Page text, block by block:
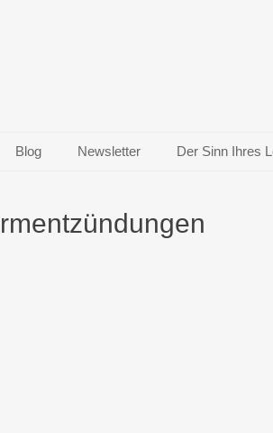
Blog Newsletter Der Sinn Ihres